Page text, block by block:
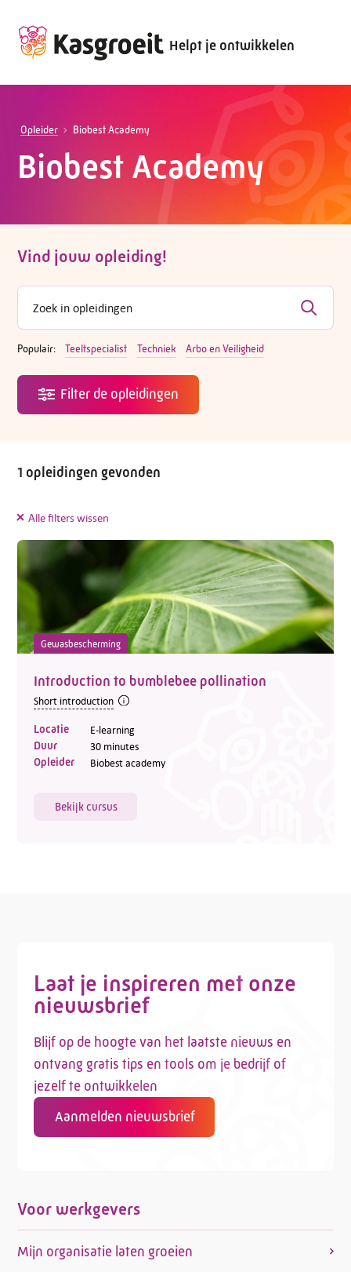
Helpt je ontwikkelen
Telefoon:
088 - 329 20 70
Adviesgesprek
Contactformulier
Opleider Biobest Academy
Biobest Academy
Vind jouw opleiding!
Populair: Teeltspecialist Techniek Arbo en Veiligheid
1 opleidingen gevonden
Alle filters wissen
Gewasbescherming
Introduction to bumblebee pollination
Short introduction
Locatie E-learning
Duur 30 minutes
Opleider Biobest academy
Bekijk cursus
Laat je inspireren met onze
nieuwsbrief
Blijf op de hoogte van het laatste nieuws en
ontvang gratis tips en tools om je bedrijf of
jezelf te ontwikkelen
Aanmelden nieuwsbrief
Voor werkgevers
Mijn organisatie laten groeien